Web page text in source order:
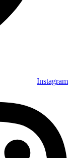
Instagram